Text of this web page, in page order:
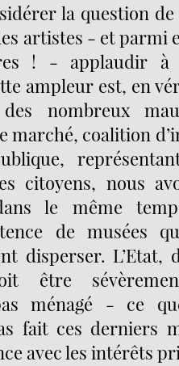
la question
artistes - et parmi
! - applaudir à
ampleur est, en
nombreux
marché, coalition
citoyens, nous
le même
de musées
disperser. L’Etat,
être
ménagé - ce
fait ces derniers
avec les intérêts